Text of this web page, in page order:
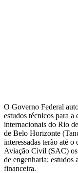
O Governo Federal
estudos técnicos para a
internacionais do Rio
de Belo Horizonte
interessadas terão até
Aviação Civil (SAC) os
de engenharia; estudos
financeira.